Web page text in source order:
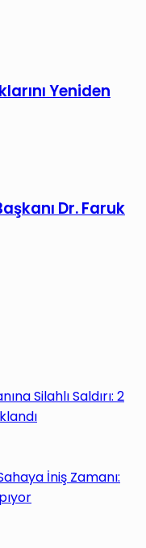
Yeniden
Dr. Faruk
Silahlı Saldırı: 2
İniş Zamanı: